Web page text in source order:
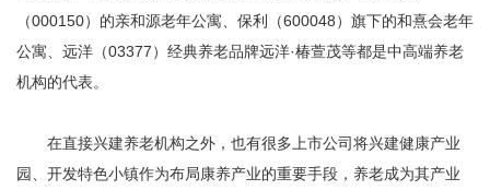
（000150）的亲和源老年公寓、保利（600048）旗下的和熹会老年
公寓、远洋（03377）经典养老品牌远洋·椿萱茂等都是中高端养老
机构的代表。
在直接兴建养老机构之外，也有很多上市公司将兴建健康产业
园、开发特色小镇作为布局康养产业的重要手段，养老成为其产业